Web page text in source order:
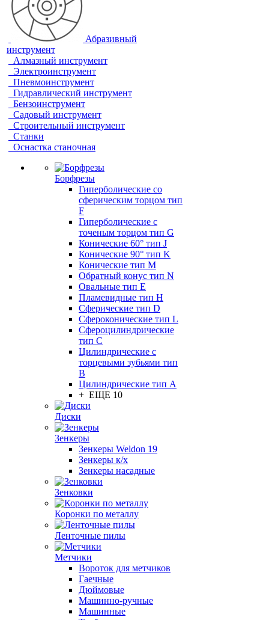
Абразивный
инструмент
Алмазный инструмент
Электроинструмент
Пневмоинструмент
Гидравлический инструмент
Бензоинструмент
Садовый инструмент
Строительный инструмент
Станки
Оснастка станочная
Борфрезы
Гиперболические cо
сферическим торцом тип
F
Гиперболические с
точеным торцом тип G
Конические 60° тип J
Конические 90° тип K
Конические тип M
Обратный конус тип N
Овальные тип E
Пламевидные тип H
Сферические тип D
Сфероконические тип L
Сфероцилиндрические
тип C
Цилиндрические с
торцевыми зубьями тип
B
Цилиндрические тип А
+ ЕЩЕ 10
Диски
Зенкеры
Зенкеры Weldon 19
Зенкеры к/х
Зенкеры насадные
Зенковки
Коронки по металлу
Ленточные пилы
Метчики
Вороток для метчиков
Гаечные
Дюймовые
Машинно-ручные
Машинные